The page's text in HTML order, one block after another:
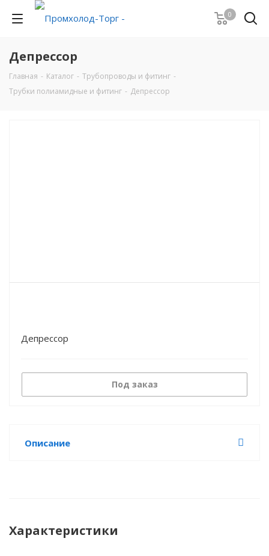
0
Депрессор
Главная - Каталог - Трубопроводы и фитинг -
Трубки полиамидные и фитинг - Депрессор
Депрессор
Под заказ
Описание
Характеристики